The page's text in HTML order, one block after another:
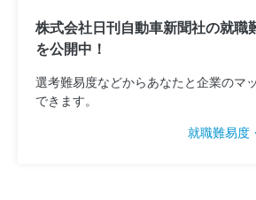
株式会社日刊自動車新聞社の就職
を公開中！
選考難易度などからあなたと企業のマ
できます。
就職難易度